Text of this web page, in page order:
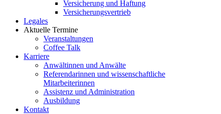
Versicherung und Haftung
Versicherungsvertrieb
Legales
Aktuelle Termine
Veranstaltungen
Coffee Talk
Karriere
Anwältinnen und Anwälte
Referendarinnen und wissenschaftliche
Mitarbeiterinnen
Assistenz und Administration
Ausbildung
Kontakt